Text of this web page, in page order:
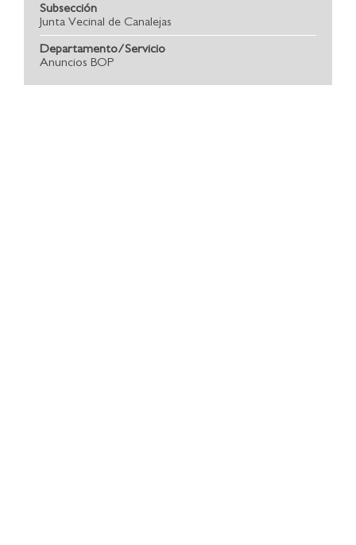
Subsección
Junta Vecinal de Canalejas
Departamento/Servicio
Anuncios BOP